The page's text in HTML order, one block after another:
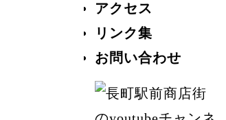
アクセス
リンク集
お問い合わせ